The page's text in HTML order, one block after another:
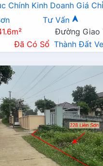
Chính Kinh Doanh Giá
Tư Vấn
Đường Giao
Đã Có Sổ Thành Đất